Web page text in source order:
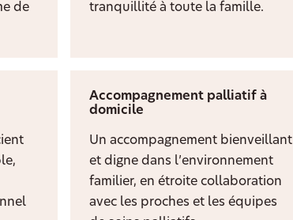
de
tranquillité à toute la famille.
Accompagnement palliatif à
domicile
Un accompagnement bienveillant
et digne dans l’environnement
familier, en étroite collaboration
avec les proches et les équipes